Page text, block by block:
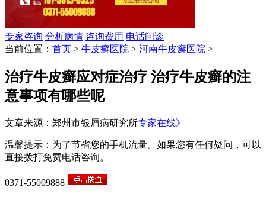
专家咨询 分析病情 咨询费用 电话问诊
当前位置： 首页 > 牛皮癣医院 > 河南牛皮癣医院 >
治疗牛皮癣应对症治疗 治疗牛皮癣的注
意事项有哪些呢
文章来源：郑州市银屑病研究所专家在线》
温馨提示：为了节省您的手机流量。如果您有任何疑问，可以
直接拨打免费电话咨询。
0371-55009888